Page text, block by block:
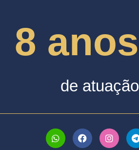
8 anos
de atuação